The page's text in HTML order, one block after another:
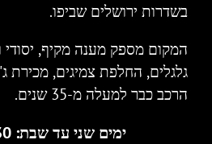
בשדרות ירושלים שביפו.
המקום מספק מענה מקיף, יסודי
גלגלים, החלפת צמיגים, מכירת
הרכב כבר למעלה מ-35 שנים.
ימים שני עד שבת: 8:00-19:30